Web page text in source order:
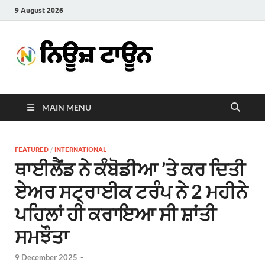
9 August 2026
Town
MAIN MENU
FEATURED / INTERNATIONAL
ਥਾਈਲੈਂਡ ਨੇ ਕੰਬੋਡੀਆ ’ਤੇ ਕਰ ਦਿਤੀ
ਏਅਰ ਸਟ੍ਰਾਈਕ ਟਰੰਪ ਨੇ 2 ਮਹੀਨੇ
ਪਹਿਲਾਂ ਹੀ ਕਰਾਇਆ ਸੀ ਸ਼ਾਂਤੀ
ਸਮਝੌਤਾ
9 December 2025 -